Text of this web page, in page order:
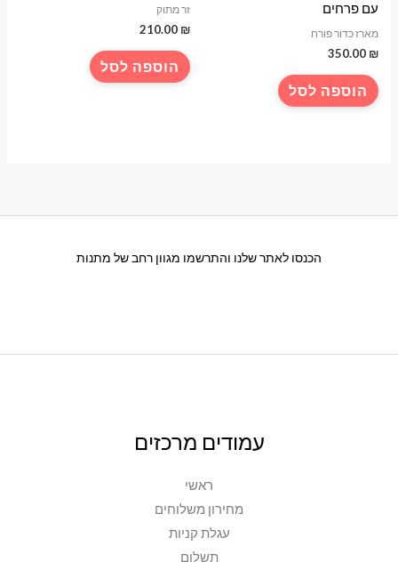
עם פרחים
מארז כדור פורח
350.00 ₪
הוספה לסל
זר מתוק
210.00 ₪
הוספה לסל
הכנסו לאתר שלנו והתרשמו מגוון רחב של מתנות
עמודים מרכזים
ראשי
מחירון משלוחים
עגלת קניות
תשלום